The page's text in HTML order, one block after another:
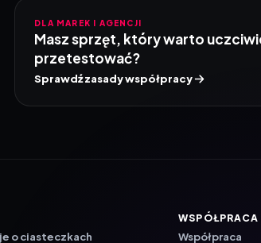
DLA MAREK I AGENCJI
Masz sprzęt, który warto
przetestować?
Sprawdź zasady współpracy
o ciasteczkach
WSPÓŁPRACA
Współpraca